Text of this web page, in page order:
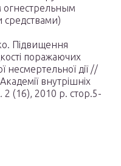
Підвищення
поражаючих
несмертельної дії //
внутрішніх
2 (16), 2010 р. стор.5-